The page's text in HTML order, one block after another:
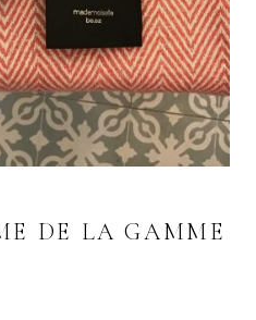
DE LA GAMME